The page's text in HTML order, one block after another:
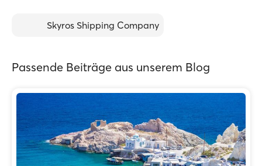
Skyros Shipping Company
Passende Beiträge aus unserem Blog